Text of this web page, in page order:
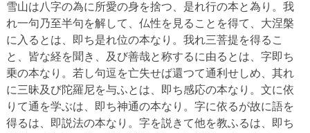
雪山は八字の為に所愛の身を捨つ、是れ行の本と為り。我
れ一句乃至半句を解して、仏性を見ることを得て、大涅槃
に入るとは、即ち是れ位の本なり。我れ三菩提を得るこ
と、皆な経を聞き、及び善哉と称するに由るとは、字即ち
乗の本なり。若し句逗を亡失せば還つて通利せしめ、其れ
に三昧及び陀羅尼を与ふとは、即ち感応の本なり。文に依
りて通を学ぶは、即ち神通の本なり。字に依るが故に語を
得るは、即説法の本なり。字を説きて他を教ふるは、即ち